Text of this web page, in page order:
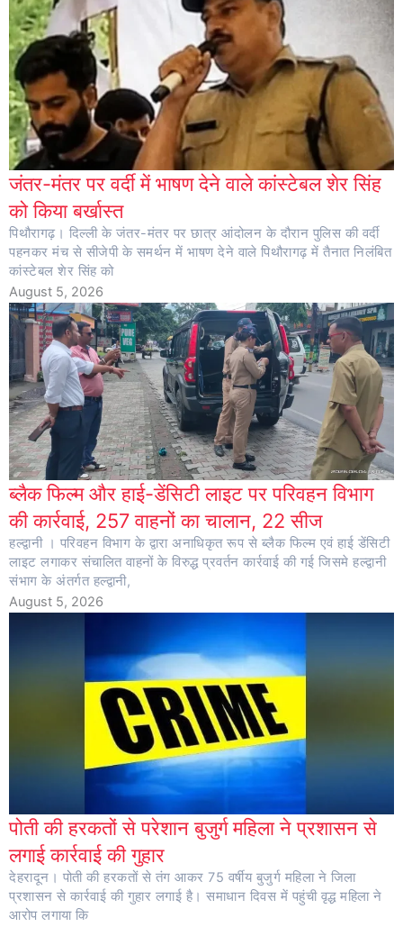
जंतर-मंतर पर वर्दी में भाषण देने वाले कांस्टेबल शेर सिंह
को किया बर्खास्त
पिथौरागढ़। दिल्ली के जंतर-मंतर पर छात्र आंदोलन के दौरान पुलिस की वर्दी
पहनकर मंच से सीजेपी के समर्थन में भाषण देने वाले पिथौरागढ़ में तैनात निलंबित
कांस्टेबल शेर सिंह को
August 5, 2026
ब्लैक फिल्म और हाई-डेंसिटी लाइट पर परिवहन विभाग
की कार्रवाई, 257 वाहनों का चालान, 22 सीज
हल्द्वानी । परिवहन विभाग के द्वारा अनाधिकृत रूप से ब्लैक फिल्म एवं हाई डेंसिटी
लाइट लगाकर संचालित वाहनों के विरुद्ध प्रवर्तन कार्रवाई की गई जिसमे हल्द्वानी
संभाग के अंतर्गत हल्द्वानी,
August 5, 2026
पोती की हरकतों से परेशान बुजुर्ग महिला ने प्रशासन से
लगाई कार्रवाई की गुहार
देहरादून। पोती की हरकतों से तंग आकर 75 वर्षीय बुजुर्ग महिला ने जिला
प्रशासन से कार्रवाई की गुहार लगाई है। समाधान दिवस में पहुंची वृद्ध महिला ने
आरोप लगाया कि